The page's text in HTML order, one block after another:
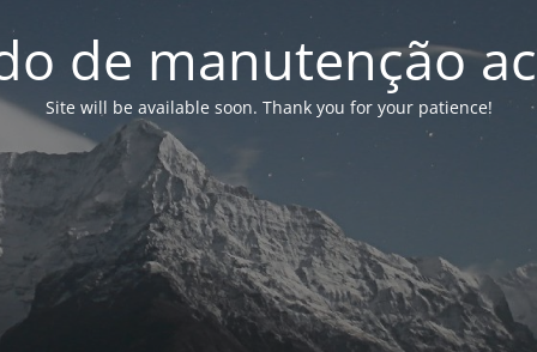
de manutenção
Site will be available soon. Thank you for your patience!